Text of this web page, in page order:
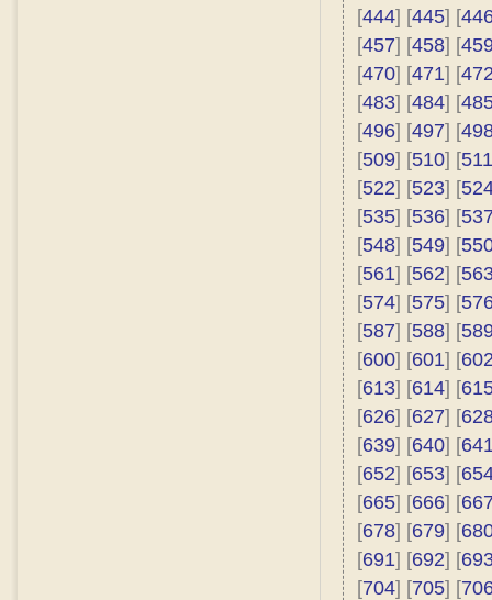
[444] [445] [
[457] [458] [
[470] [471] [
[483] [484] [
[496] [497] [
[509] [510] [511
[522] [523] [
[535] [536] [
[548] [549] [
[561] [562] [
[574] [575] [
[587] [588] [
[600] [601] [
[613] [614] [
[626] [627] [
[639] [640] [
[652] [653] [
[665] [666] [
[678] [679] [
[691] [692] [
[704] [705] [